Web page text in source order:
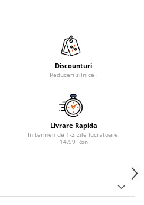
Discounturi
Reduceri zilnice !
Livrare Rapida
In termen de 1-2 zile lucratoare,
14.99 Ron